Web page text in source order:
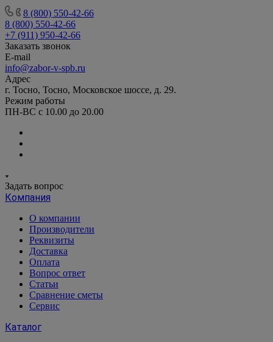
8 (800) 550-42-66
8 (800) 550-42-66
+7 (911) 950-42-66
Заказать звонок
E-mail
info@zabor-v-spb.ru
Адрес
г. Тосно, Тосно, Московское шоссе, д. 29.
Режим работы
ПН-ВС с 10.00 до 20.00
Задать вопрос
Компания
О компании
Производители
Реквизиты
Доставка
Оплата
Вопрос ответ
Статьи
Сравнение сметы
Сервис
Каталог